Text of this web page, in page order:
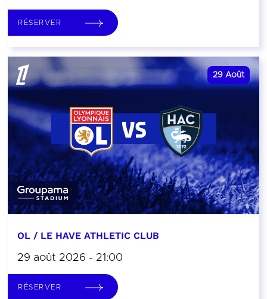
RÉSERVER
29 Août
OL / LE HAVE ATHLETIC CLUB
29 août 2026 - 21:00
RÉSERVER